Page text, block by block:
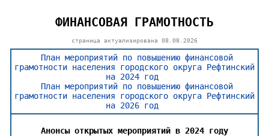
ФИНАНСОВАЯ ГРАМОТНОСТЬ
страница актуализирована 08.08.2026
План мероприятий по повышению финансовой
грамотности населения городского округа Рефтинский
на 2024 год
План мероприятий по повышению финансовой
грамотности населения городского округа Рефтинский
на 2026 год
Анонсы открытых мероприятий в 2024 году